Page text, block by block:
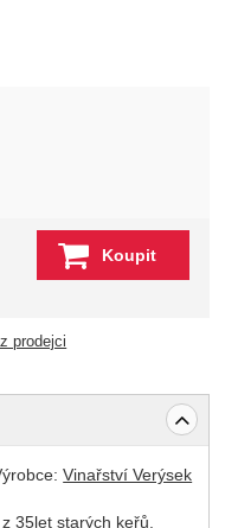
Koupit
prodejci
Vinařství Verýsek
35let starých keřů.